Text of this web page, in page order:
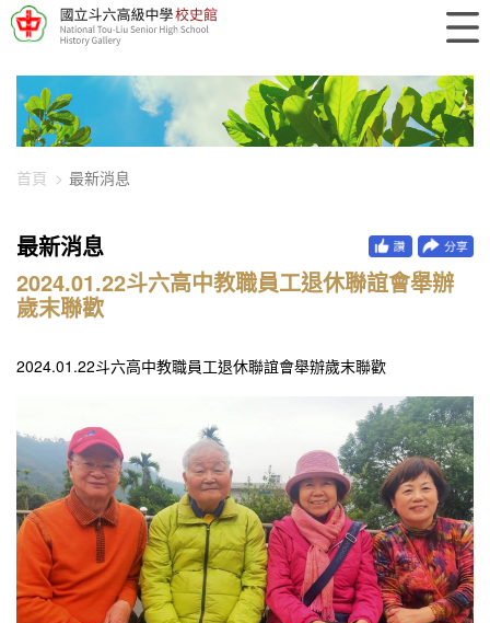
448-2228
首頁 最新消息
最新消息
2024.01.22斗六高中教職員工退休聯誼會舉辦
歲末聯歡
2024.01.22斗六高中教職員工退休聯誼會舉辦歲末聯歡